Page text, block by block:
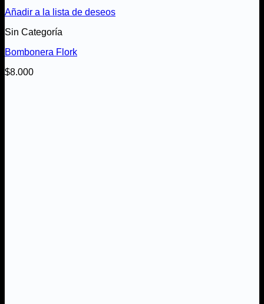
Añadir a la lista de deseos
Sin Categoría
Bombonera Flork
$8.000